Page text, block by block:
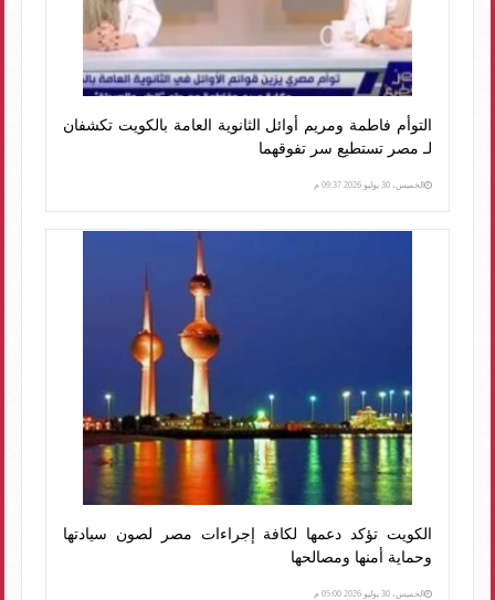
التوأم فاطمة ومريم أوائل الثانوية العامة بالكويت تكشفان
لـ مصر تستطيع سر تفوقهما
الخميس، 30 يوليو 2026 09:37 م
الكويت تؤكد دعمها لكافة إجراءات مصر لصون سيادتها
وحماية أمنها ومصالحها
الخميس، 30 يوليو 2026 05:00 م